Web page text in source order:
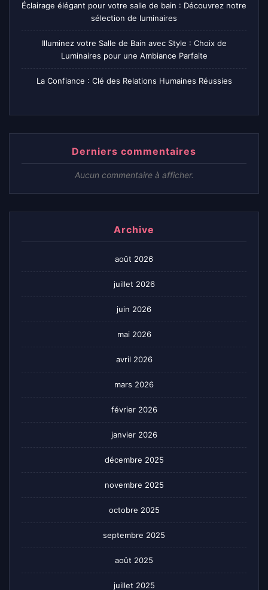
Éclairage élégant pour votre salle de bain : Découvrez notre
sélection de luminaires
Illuminez votre Salle de Bain avec Style : Choix de
Luminaires pour une Ambiance Parfaite
La Confiance : Clé des Relations Humaines Réussies
Derniers commentaires
Aucun commentaire à afficher.
Archive
août 2026
juillet 2026
juin 2026
mai 2026
avril 2026
mars 2026
février 2026
janvier 2026
décembre 2025
novembre 2025
octobre 2025
septembre 2025
août 2025
juillet 2025